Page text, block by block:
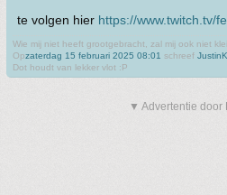
te volgen hier https://www.twitch.tv/
Wie mij niet heeft grootgebracht, zal mij ook niet
Opzaterdag 15 februari 2025 08:01 schreef JustinK
Dot houdt van lekker vlot :P
▼ Advertentie door